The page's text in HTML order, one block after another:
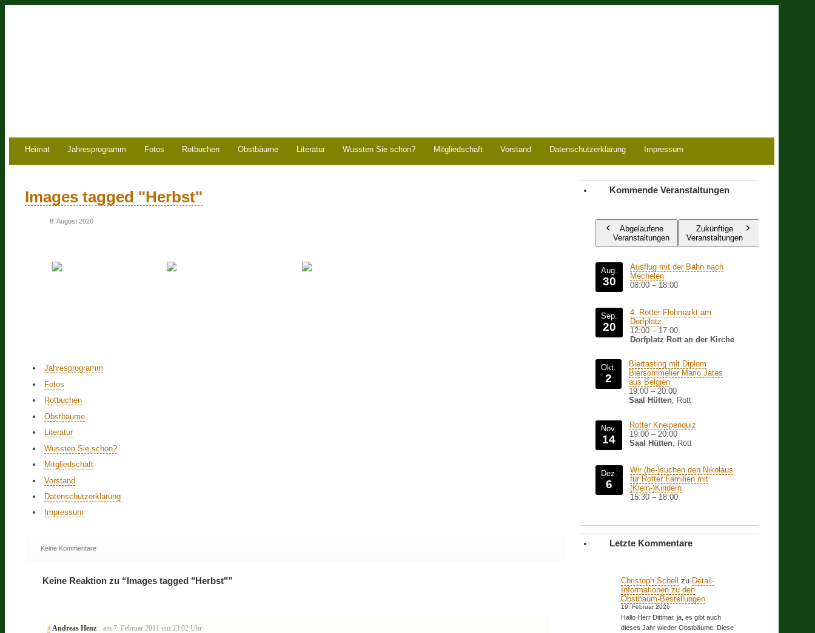
Heimat Jahresprogramm Fotos Rotbuchen Obstbäume Literatur Wussten Sie schon? Mitgliedschaft Vorstand Datenschutzerklärung Impressum
Images tagged "Herbst"
8. August 2026
Jahresprogramm
Fotos
Rotbuchen
Obstbäume
Literatur
Wussten Sie schon?
Mitgliedschaft
Vorstand
Datenschutzerklärung
Impressum
Keine Kommentare
Keine Reaktion zu “Images tagged "Herbst"”
# Andreas Henz am 7. Februar 2011 um 23:02 Uhr
Kommende Veranstaltungen
Abgelaufene
Veranstaltungen
Zukünftige
Veranstaltungen
Aug.
30
Ausflug mit der Bahn nach
Mechelen
08:00 – 18:00
Sep.
20
4. Rotter Flohmarkt am
Dorfplatz
12:00 – 17:00
Dorfplatz Rott an der Kirche
Okt.
2
Biertasting mit Diplom
Biersommelier Mario Jates
aus Belgien
19:00 – 20:00
Saal Hütten, Rott
Nov.
14
Rotter Kneipenquiz
19:00 – 20:00
Saal Hütten , Rott
Dez.
6
Wir (be-)suchen den Nikolaus
für Rotter Familien mit
(Klein-)Kindern
15:30 – 18:00
Letzte Kommentare
Christoph Schell zu Detail-
Informationen zu den
Obstbaum-Bestellungen
19. Februar 2026
Hallo Herr Dittmar, ja, es gibt auch
dieses Jahr wieder Obstbäume. Diese